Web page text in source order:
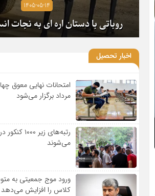
1405-05-14
روباتی با دستان اره ای به نجات
اخبار تحصیل
مرداد برگزار می‌شود
رتبه‌های
می‌شوند
ورود موج جمعیتی به
کلاس را افزایش می‌دهد